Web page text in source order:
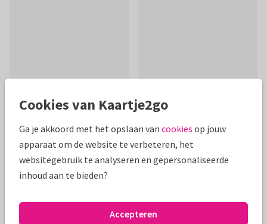
Productinformatie
Hippe en stoere felicitateikaart voor iemand die met
binnenzijde.
Cookies van Kaartje2go
Ga je akkoord met het opslaan van cookies op jouw
apparaat om de website te verbeteren, het
websitegebruik te analyseren en gepersonaliseerde
inhoud aan te bieden?
Accepteren